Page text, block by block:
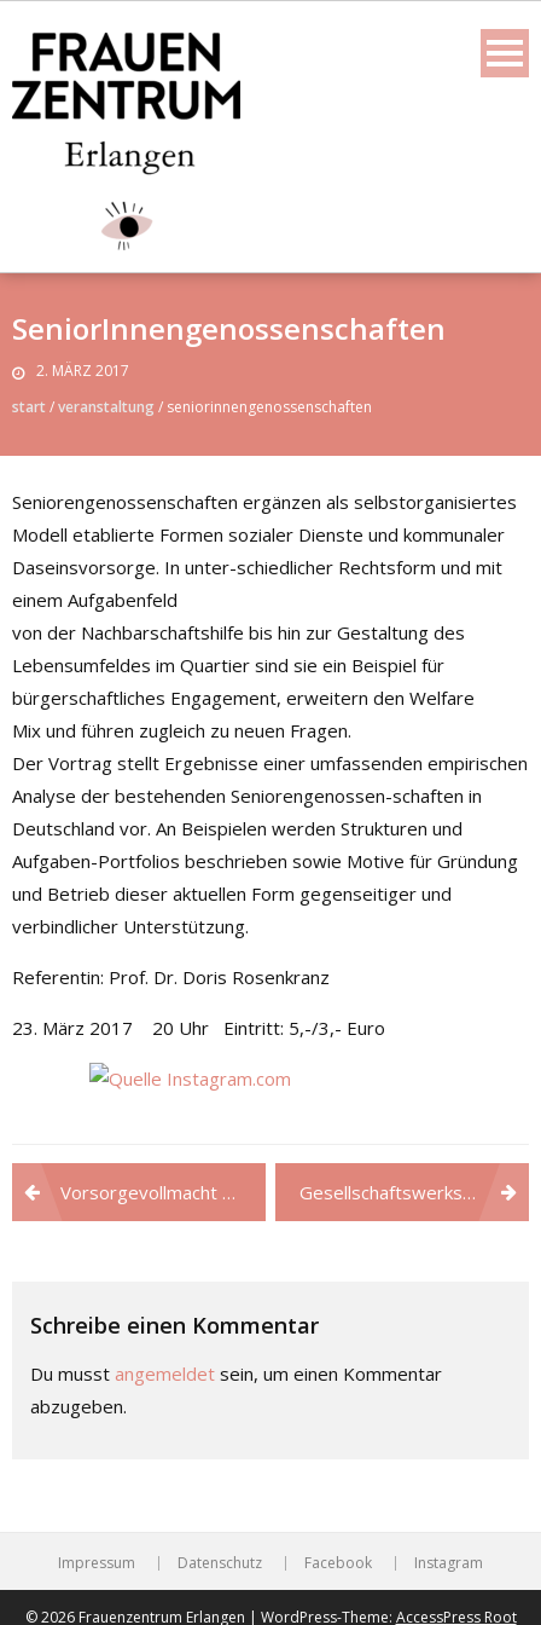
content
SeniorInnengenossenschaften
2. MÄRZ 2017
start /veranstaltung / seniorinnengenossenschaften
Seniorengenossenschaften ergänzen als selbstorganisiertes
Modell etablierte Formen sozialer Dienste und kommunaler
Daseinsvorsorge. In unter-schiedlicher Rechtsform und mit
einem Aufgabenfeld
von der Nachbarschaftshilfe bis hin zur Gestaltung des
Lebensumfeldes im Quartier sind sie ein Beispiel für
bürgerschaftliches Engagement, erweitern den Welfare
Mix und führen zugleich zu neuen Fragen.
Der Vortrag stellt Ergebnisse einer umfassenden empirischen
Analyse der bestehenden Seniorengenossen-schaften in
Deutschland vor. An Beispielen werden Strukturen und
Aufgaben-Portfolios beschrieben sowie Motive für Gründung
und Betrieb dieser aktuellen Form gegenseitiger und
verbindlicher Unterstützung.
Referentin: Prof. Dr. Doris Rosenkranz
23. März 2017 20 Uhr Eintritt: 5,-/3,- Euro
Beitragsnavigation
Vorsorgevollmacht und PatientInnenverfügung Gesellschaftswerkstatt
Schreibe einen Kommentar
Du musst angemeldet sein, um einen Kommentar
abzugeben.
Impressum Datenschutz Facebook Instagram
© 2026 Frauenzentrum Erlangen | WordPress-Theme: AccessPress Root